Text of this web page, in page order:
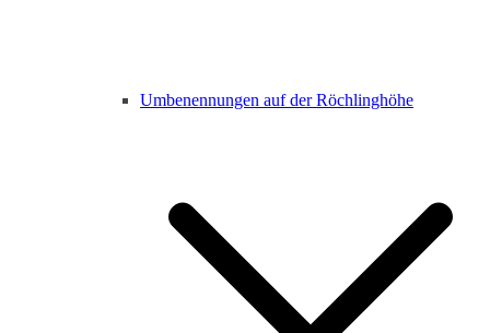
Umbenennungen auf der Röchlinghöhe